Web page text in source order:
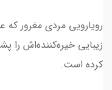
رویارویی مردی مغرور که
زیبایی خیره‌کننده‌اش
کرده است.